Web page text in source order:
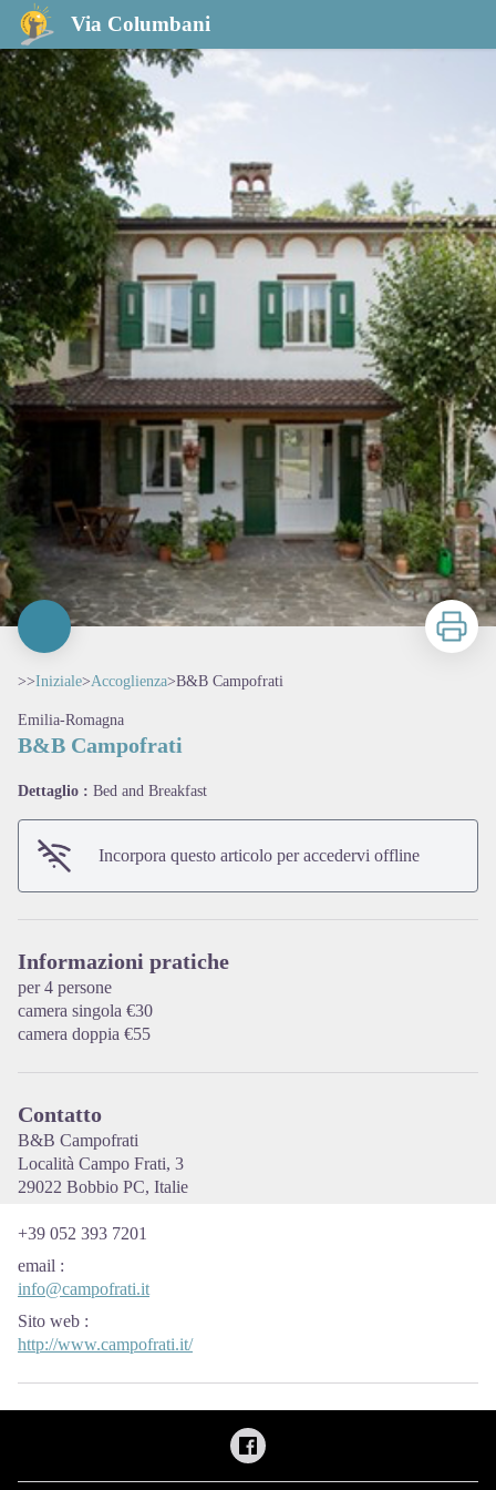
Via Columbani
B&B Campofrati
View picture in full screen
Stampa
>>Iniziale>Accoglienza>B&B Campofrati
Emilia-Romagna
B&B Campofrati
Dettaglio : Bed and Breakfast
Incorpora questo articolo per accedervi offline
Informazioni pratiche
per 4 persone
camera singola €30
camera doppia €55
Contatto
B&B Campofrati
Località Campo Frati, 3
29022 Bobbio PC, Italie
+39 052 393 7201
email :
info@campofrati.it
Sito web :
http://www.campofrati.it/